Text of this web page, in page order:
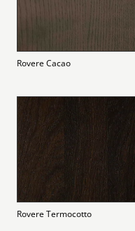
Rovere Cacao
Rovere Termocotto